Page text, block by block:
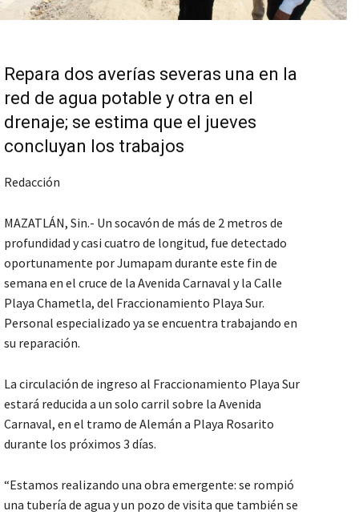
Repara dos averías severas una en la
red de agua potable y otra en el
drenaje; se estima que el jueves
concluyan los trabajos
Redacción
MAZATLÁN, Sin.- Un socavón de más de 2 metros de
profundidad y casi cuatro de longitud, fue detectado
oportunamente por Jumapam durante este fin de
semana en el cruce de la Avenida Carnaval y la Calle
Playa Chametla, del Fraccionamiento Playa Sur.
Personal especializado ya se encuentra trabajando en
su reparación.
La circulación de ingreso al Fraccionamiento Playa Sur
estará reducida a un solo carril sobre la Avenida
Carnaval, en el tramo de Alemán a Playa Rosarito
durante los próximos 3 días.
“Estamos realizando una obra emergente: se rompió
una tubería de agua y un pozo de visita que también se